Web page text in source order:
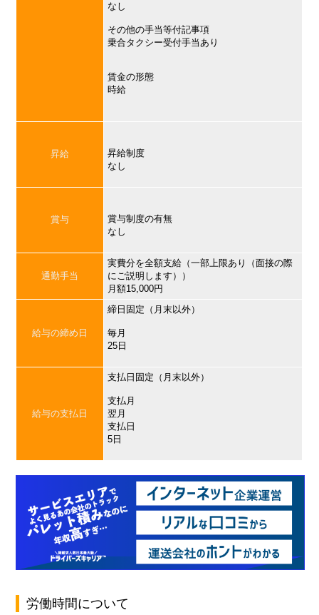
なし
その他の手当等付記事項
乗合タクシー受付手当あり
賃金の形態
時給
昇給
昇給制度
なし
賞与
賞与制度の有無
なし
通勤手当
実費分を全額支給（一部上限あり（面接の際
にご説明します））
月額15,000円
給与の締め日
締日固定（月末以外）
毎月
25日
給与の支払日
支払日固定（月末以外）
支払月
翌月
支払日
5日
労働時間について